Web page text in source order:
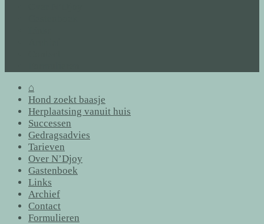
⌂
Hond zoekt baasje
Herplaatsing vanuit huis
Successen
Gedragsadvies
Tarieven
Over N’Djoy
Gastenboek
Links
Archief
Contact
Formulieren